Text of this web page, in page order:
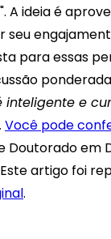
A ideia é
para essas
inteligente e
Você pode
Doutorado
Este artigo foi
.